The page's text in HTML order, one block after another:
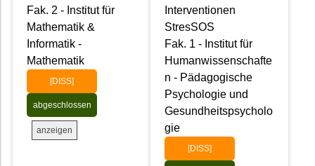
Fak. 2 - Institut für
Mathematik &
Informatik -
Mathematik
[DISS]
abgeschlossen
anzeigen
Interventionen
StresSOS
Fak. 1 - Institut für
Humanwissenschafte
n - Pädagogische
Psychologie und
Gesundheitspsycholo
gie
[DISS]